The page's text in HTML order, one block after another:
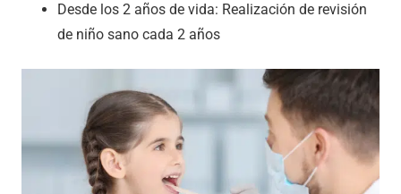
Desde los 2 años de vida: Realización de revisión
de niño sano cada 2 años